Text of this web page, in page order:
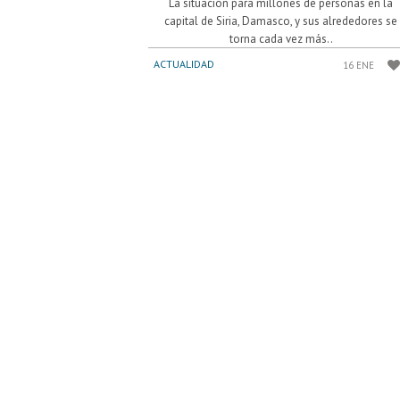
capital de Siria, Damasco, y sus alrededores se
torna cada vez más..
ACTUALIDAD 16 ENE